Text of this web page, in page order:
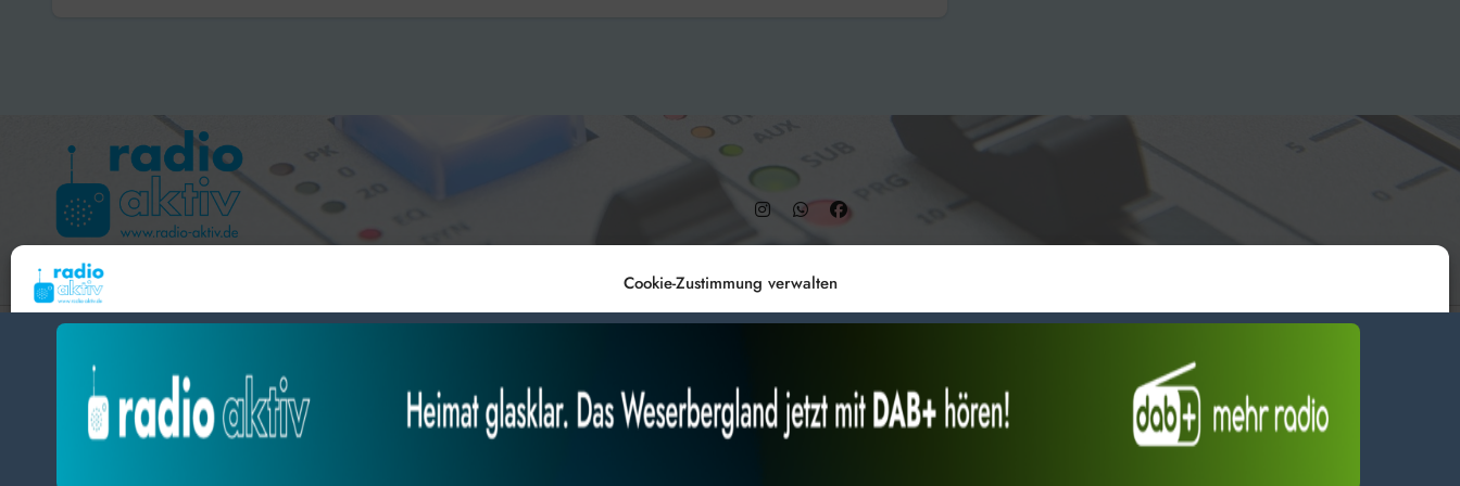
Cookie-Zustimmung verwalten
zustimmst, können wir Daten wie das Surfverhalten oder eindeutige IDs auf dieser Website
verarbeiten. Wenn du deine Zustimmung nicht erteilst oder zurückziehst, können bestimmte Merkmale
und Funktionen beeinträchtigt werden.
Hameln 99.3 – Bad Pyrmont 94.8 – Bad Münder 107.2 – DAB+ 9C
BlogDatabyThemeansar.